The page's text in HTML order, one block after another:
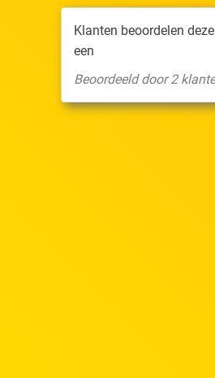
Klanten beoordelen
een
Beoordeeld door 2